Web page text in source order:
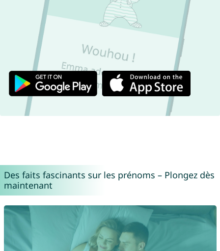
Des faits fascinants sur les prénoms – Plongez dès
maintenant